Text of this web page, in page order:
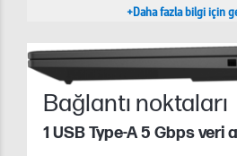
+Daha fazla bilgi için
Bağlantı noktaları
1 USB Type-A 5 Gbps veri